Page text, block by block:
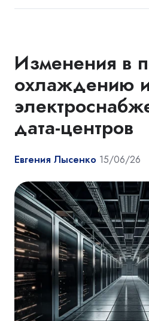
Изменения в
охлаждению
дата-центров
Евгения Лысенко 15/06/26